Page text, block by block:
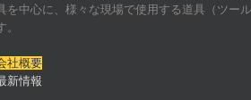
を中心に、様々な現場で使用する道具（ツー
。
社概要
新情報